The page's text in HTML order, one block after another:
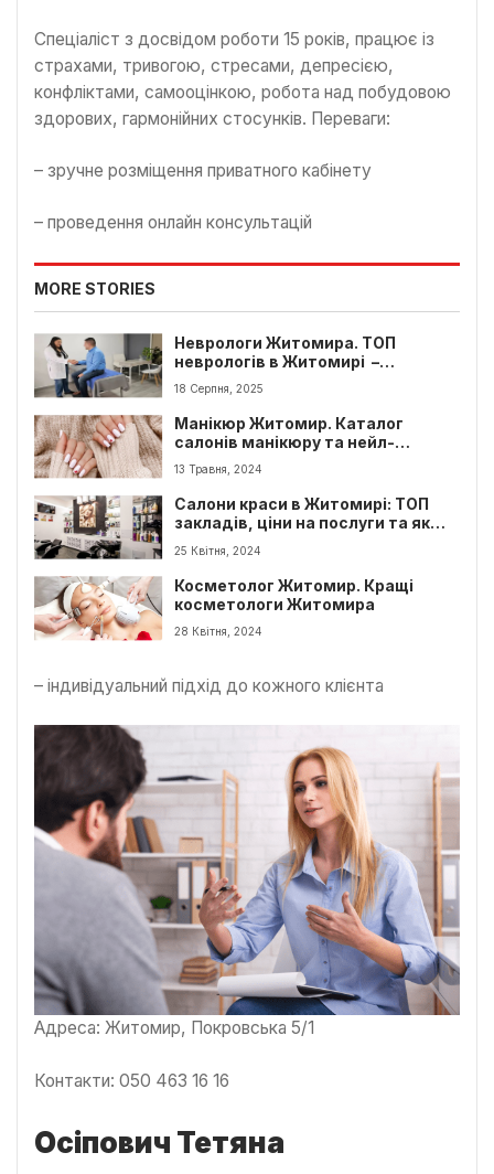
Спеціаліст з досвідом роботи 15 років, працює із
страхами, тривогою, стресами, депресією,
конфліктами, самооцінкою, робота над побудовою
здорових, гармонійних стосунків. Переваги:
– зручне розміщення приватного кабінету
– проведення онлайн консультацій
MORE STORIES
Неврологи Житомира. ТОП
неврологів в Житомирі –
контакти та відгуки
18 Серпня, 2025
Манікюр Житомир. Каталог
салонів манікюру та нейл-
мастерів
13 Травня, 2024
Салони краси в Житомирі: ТОП
закладів, ціни на послуги та як
обрати найкращий салон
25 Квітня, 2024
Косметолог Житомир. Кращі
косметологи Житомира
28 Квітня, 2024
– індивідуальний підхід до кожного клієнта
Адреса: Житомир, Покровська 5/1
Контакти: 050 463 16 16
Осіпович Тетяна